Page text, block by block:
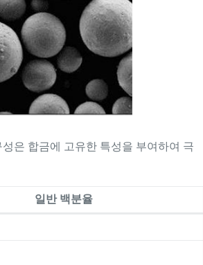
은 합금에 고유한 특성을 부여하여 극
일반 백분율